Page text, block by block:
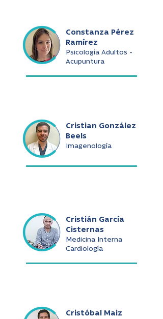
Constanza Pérez
Ramírez
Psicología Adultos -
Acupuntura
Cristian González
Beels
Imagenología
Cristián García
Cisternas
Medicina Interna
Cardiología
Cristóbal Maiz